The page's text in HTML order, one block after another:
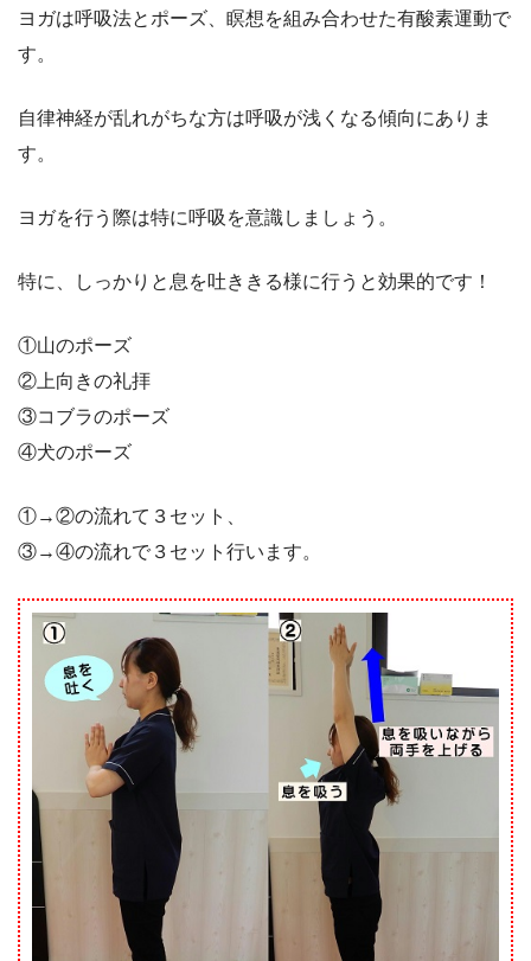
ヨガは呼吸法とポーズ、瞑想を組み合わせた有酸素運動で
す。
自律神経が乱れがちな方は呼吸が浅くなる傾向にありま
す。
ヨガを行う際は特に呼吸を意識しましょう。
特に、しっかりと息を吐ききる様に行うと効果的です！
①山のポーズ
②上向きの礼拝
③コブラのポーズ
④犬のポーズ
①→②の流れて３セット、
③→④の流れで３セット行います。